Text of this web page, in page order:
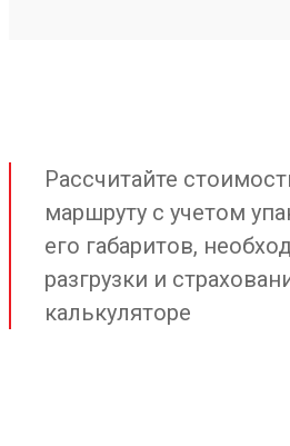
Рассчитайте
маршруту с учетом
его габаритов,
разгрузки и
калькуляторе